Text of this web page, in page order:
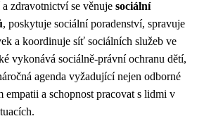
zdravotnictví se věnuje sociální
, poskytuje sociální poradenství, spravuje
a koordinuje síť sociálních služeb ve
vykonává sociálně-právní ochranu dětí,
agenda vyžadující nejen odborné
empatii a schopnost pracovat s lidmi v